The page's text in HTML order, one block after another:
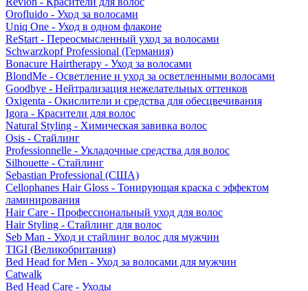
Orofluido - Уход за волосами
Uniq One - Уход в одном флаконе
ReStart - Переосмысленный уход за волосами
Schwarzkopf Professional (Германия)
Bonacure Hairtherapy - Уход за волосами
BlondMe - Осветление и уход за осветленными волосами
Goodbye - Нейтрализация нежелательных оттенков
Oxigenta - Окислители и средства для обесцвечивания
Igora - Красители для волос
Natural Styling - Химическая завивка волос
Osis - Стайлинг
Professionnelle - Укладочные средства для волос
Silhouette - Стайлинг
Sebastian Professional (США)
Cellophanes Hair Gloss - Тонирующая краска с эффектом
ламинирования
Hair Care - Профессиональный уход для волос
Hair Styling - Стайлинг для волос
Seb Man - Уход и стайлинг волос для мужчин
TIGI (Великобритания)
Bed Head for Men - Уход за волосами для мужчин
Catwalk
Bed Head Care - Уходы